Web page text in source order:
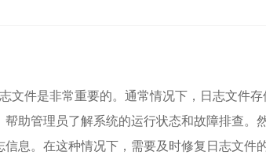
文件是非常重要的。通常情况下，日志文件
帮助管理员了解系统的运行状态和故障排查
息。在这种情况下，需要及时修复日志文件